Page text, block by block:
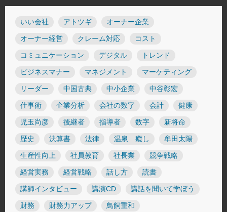
いい会社 アトツギ オーナー企業
オーナー経営 クレーム対応 コスト
コミュニケーション デジタル トレンド
ビジネスマナー マネジメント マーケティング
リーダー 中国古典 中小企業 中谷彰宏
仕事術 企業分析 会社の数字 会計 健康
児玉尚彦 後継者 指導者 数字 新将命
歴史 決算書 法律 温泉 癒し 牟田太陽
生産性向上 社員教育 社長業 競争戦略
経営実務 経営戦略 話し方 読書
講師インタビュー 講演CD 講話を聞いて学ぼう
財務 財務力アップ 鳥飼重和